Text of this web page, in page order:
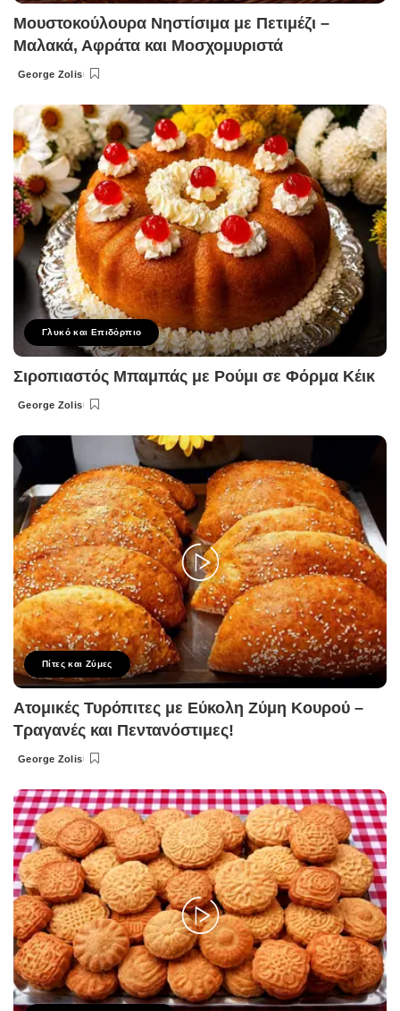
Μουστοκούλουρα Νηστίσιμα με Πετιμέζι –
Μαλακά, Αφράτα και Μοσχομυριστά
Posted
George Zolis
Γλυκό και Επιδόρπιο
Σιροπιαστός Μπαμπάς με Ρούμι σε Φόρμα Κέικ
Posted
George Zolis
Πίτες και Ζύμες
Ατομικές Τυρόπιτες με Εύκολη Ζύμη Κουρού –
Τραγανές και Πεντανόστιμες!
Posted
George Zolis